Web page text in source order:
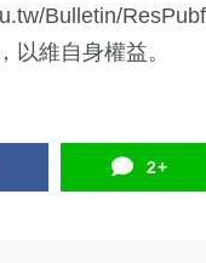
Bulletin/
以維自身權益。
2+